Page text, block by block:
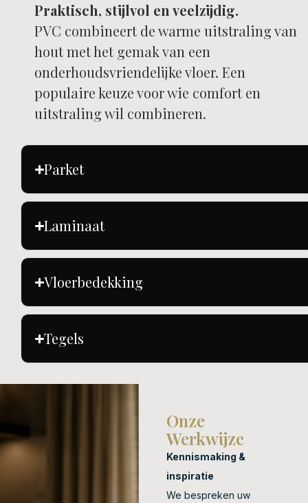
PVC
hier
Praktisch, stijlvol en veelzijdig.
PVC combineert de warme uitstraling van
hout met het gemak van een
onderhoudsvriendelijke vloer. Een
populaire keuze voor wie comfort en
uitstraling wil combineren.
Parket
Laminaat
Vloerbedekking
Tegels
Onze
Werkwijze
Kennismaking &
inspiratie
We bespreken uw